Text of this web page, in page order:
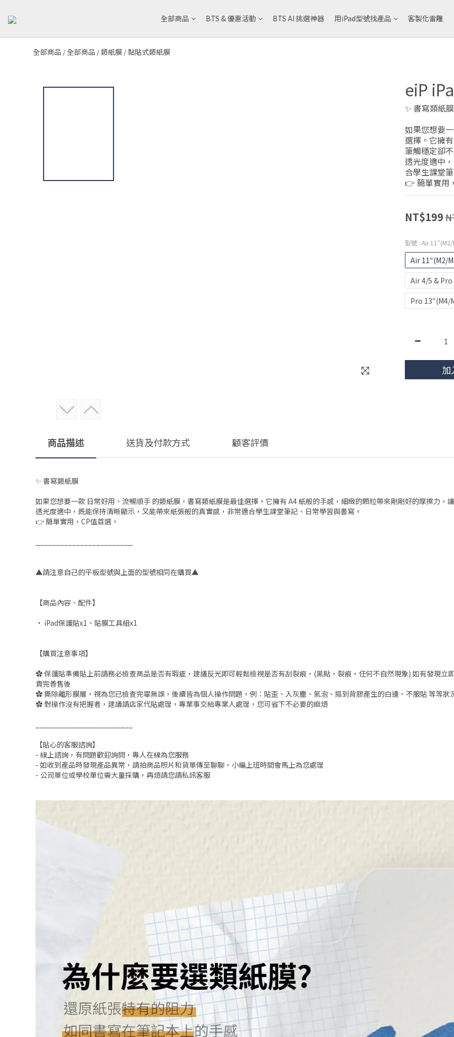
全部商品 BTS & 優惠活動 BTS AI 挑選神器 用iPad型號找產品 客製化雷雕
全部商品 /全部商品 /類紙膜 /黏貼式類紙膜
eiP
✨ 書寫類紙膜
如果您想要
選擇。它擁
筆觸穩定卻
透光度適中
合學生課堂
👉 簡單實用
NT$199
型號 : Air
Air 11″(M2/
Air 4/5 &
Pro 13″(M4/
加
商品描述 送貨及付款方式 顧客評價
✨ 書寫類紙膜
如果您想要一款 日常好用、流暢順手 的類紙膜，書寫類紙膜是最佳選擇。它擁有 A4 紙般的手感，細緻的顆粒帶來剛剛好的摩擦力，
透光度適中，既能保持清晰顯示，又能帶來紙張般的真實感，非常適合學生課堂筆記、日常學習與書寫。
👉 簡單實用，CP值首選。
▲請注意自己的平板型號與上面的型號相同在購買▲
【商品內容、配件】
• iPad保護貼x1、貼膜工具組x1
【購買注意事項】
✿ 保護貼準備貼上前請務必檢查商品是否有瑕疵，建議反光即可輕鬆檢視是否有刮裂痕，(黑點，裂痕，任何不自然現象) 如有發現立
責完善售後
✿ 撕除離形膜層，視為您已檢查完畢無誤，後續皆為個人操作問題，例：貼歪、入灰塵、氣泡、摳到背膠產生的白邊、不服貼 等等狀
✿ 對操作沒有把握者，建議請店家代貼處理，專業事交給專業人處理，您可省下不必要的麻煩
【貼心的客服諮詢】
- 線上諮詢，有問題歡迎詢問，專人在線為您服務
- 如收到產品時發現產品異常，請拍商品照片和貨單傳至聊聊，小編上班時間會馬上為您處理
- 公司單位或學校單位需大量採購，再煩請您請私訊客服